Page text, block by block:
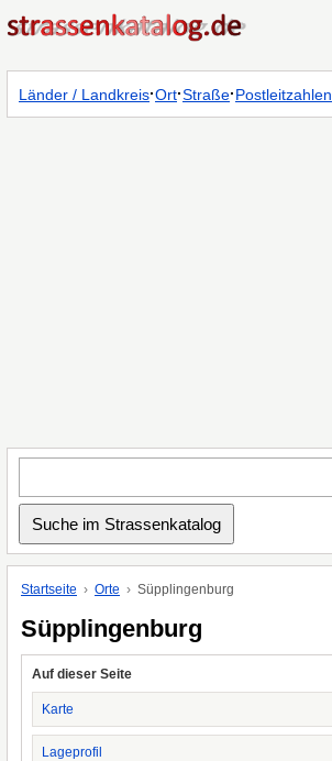
Länder / Landkreis·Ort·Straße·Postleitzahlen
Startseite Orte Süpplingenburg
Süpplingenburg
Auf dieser Seite
Karte
Lageprofil